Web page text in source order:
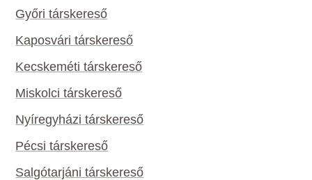
Győri társkereső
Kaposvári társkereső
Kecskeméti társkereső
Miskolci társkereső
Nyíregyházi társkereső
Pécsi társkereső
Salgótarjáni társkereső